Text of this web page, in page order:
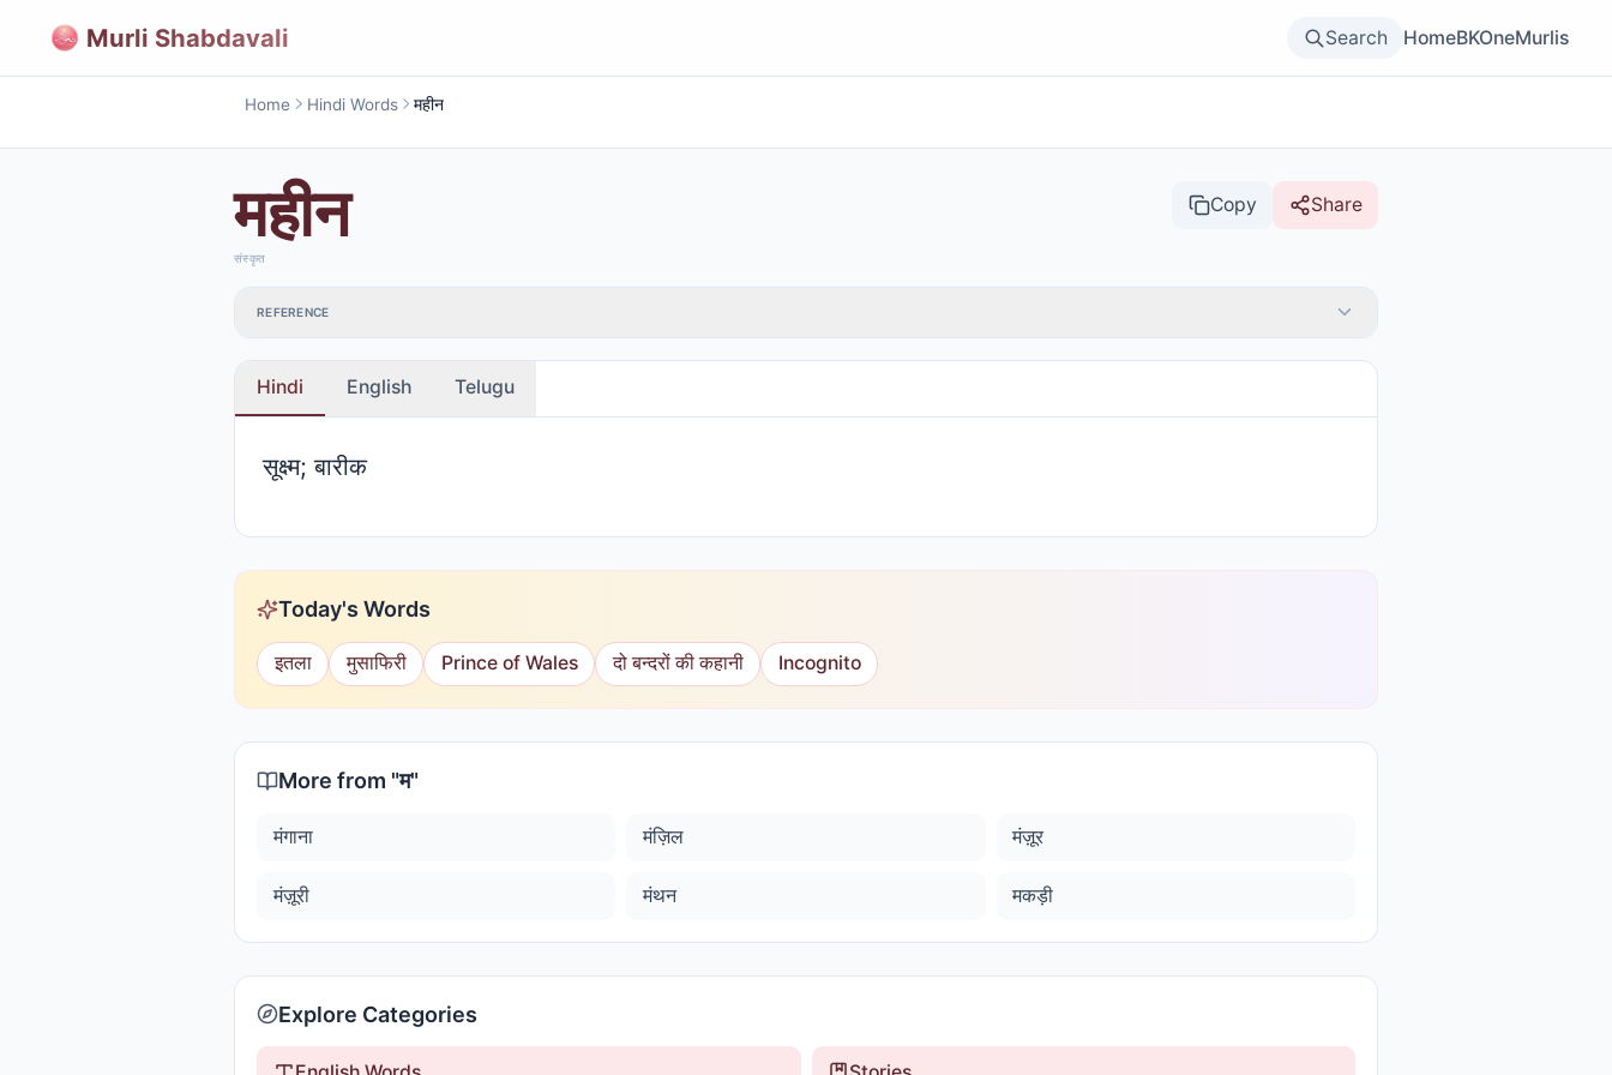
Murli Shabdavali Search HomeBKOneMurlis
Home Hindi Words महीन
महीन Copy Share
संस्कृत
REFERENCE
Hindi English Telugu
सूक्ष्म; बारीक
Today's Words
इतला मुसाफिरी Prince of Wales दो बन्दरों की कहानी Incognito
More from "म"
मंगाना मंज़िल मंज़ूर
मंज़ूरी मंथन मकड़ी
Explore Categories